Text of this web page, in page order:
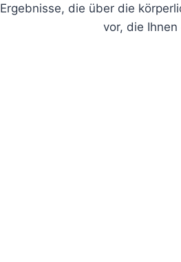
Ergebnisse, die über die
vor, die